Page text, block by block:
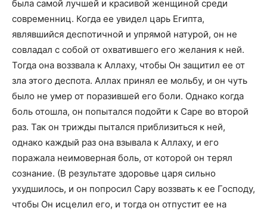
была самой лучшей и красивой женщиной среди
современниц. Когда ее увидел царь Египта,
являвшийся деспотичной и упрямой натурой, он не
совладал с собой от охватившего его желания к ней.
Тогда она воззвала к Аллаху, чтобы Он защитил ее от
зла этого деспота. Аллах принял ее мольбу, и он чуть
было не умер от поразившей его боли. Однако когда
боль отошла, он попытался подойти к Саре во второй
раз. Так он трижды пытался приблизиться к ней,
однако каждый раз она взывала к Аллаху, и его
поражала неимоверная боль, от которой он терял
сознание. (В результате здоровье царя сильно
ухудшилось, и он попросил Сару воззвать к ее Господу,
чтобы Он исцелил его, и тогда он отпустит ее на